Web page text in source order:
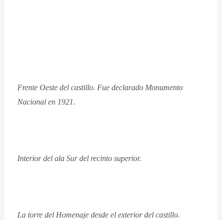
Frente Oeste del castillo. Fue declarado Monumento
Nacional en 1921.
Interior del ala Sur del recinto superior.
La torre del Homenaje desde el exterior del castillo.